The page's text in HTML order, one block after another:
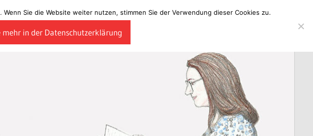
Sie die Website weiter nutzen, stimmen Sie der Verwendung dieser Cookies zu.
mehr in der Datenschutzerklärung